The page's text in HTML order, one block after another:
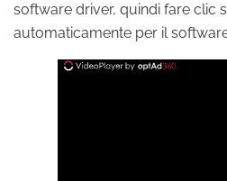
software driver, quindi fare clic
automaticamente per il